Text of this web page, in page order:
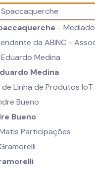
-
da ABINC -
Medina
Linha de Produtos IoT
Bueno
Participações